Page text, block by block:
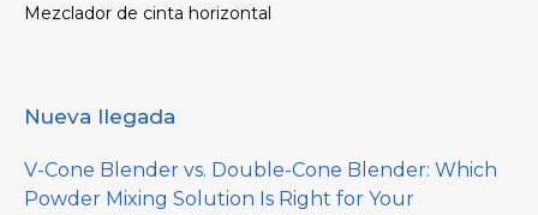
Mezclador de cinta horizontal
Nueva llegada
V-Cone Blender vs. Double-Cone Blender: Which
Powder Mixing Solution Is Right for Your